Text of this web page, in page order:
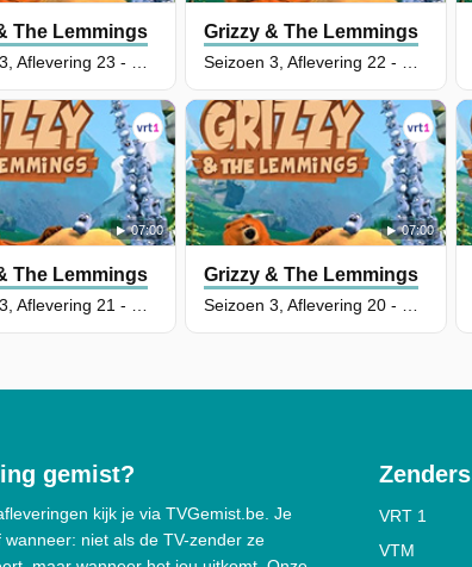
The Lemmings Grizzy & The Lemmings
07:00
The Lemmings
07:00
Grizzy & The Lemmings
gemist?
kijk je via TVGemist.be. Je
wanneer: niet als de TV-zender ze
Zenders
VRT 1
VTM